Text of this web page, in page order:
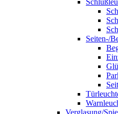
Seiten-/
Verglasung/